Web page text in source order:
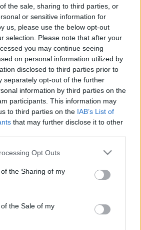
the sale, sharing to third parties, or
or sensitive information for
us, please use the below opt-out
selection. Please note that after your
you may continue seeing
on personal information utilized by
disclosed to third parties prior to
separately opt-out of the further
information by third parties on the
participants. This information may
to third parties on the IAB’s List of
that may further disclose it to other
app uses one or more Google
or usage behaviour. You may click to
to Google and its third-party tags to
specified purposes in below Google
Opt Outs
the Sharing of my
the Sale of my
#vérnyomás#stroke#rákbetegség
#ekcéma#herpesz
Táplálkozás
5 táplálékkiegészítő,
amit érdemes lehet
kerülni magas
vérnyomás esetén
amit érdemes
vérnyomás